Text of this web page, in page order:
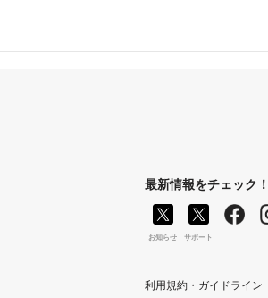
最新情報をチェック！
お知らせ サポート
利用規約・ガイドライン